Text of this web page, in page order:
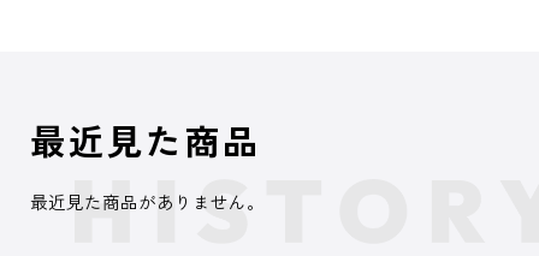
最近見た商品
最近見た商品がありません。